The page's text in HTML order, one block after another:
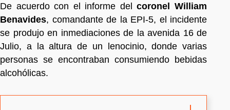
De acuerdo con el informe delcoronel William
Benavides, comandante de la EPI-5, el incidente
se produjo en inmediaciones de la avenida 16 de
Julio, a la altura de un lenocinio, donde varias
personas se encontraban consumiendo bebidas
alcohólicas.